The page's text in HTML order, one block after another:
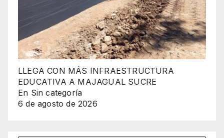
LLEGA CON MÁS INFRAESTRUCTURA
EDUCATIVA A MAJAGUAL SUCRE
En Sin categoría
6 de agosto de 2026